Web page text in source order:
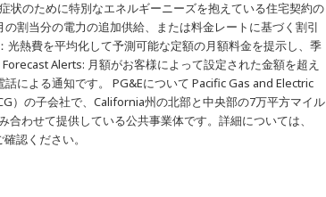
状のために特別なエネルギーニーズを抱えている住宅契約の
割当分の電力の追加供給、または料金レートに基づく割引
光熱費を平均化して予測可能な定額の月額料金を提示し、季
Alerts: 月額がお客様によって設定された金額を超え
による通知です。 PG&Eについて Pacific Gas and Electric
）の子会社で、California州の北部と中央部の7万平方マイル
わせて提供している公共事業体です。詳細については、
認ください。